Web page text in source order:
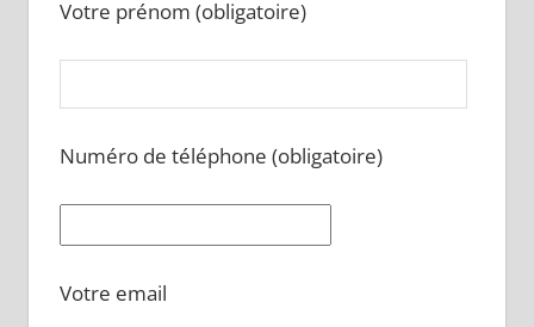
Votre prénom (obligatoire)
Numéro de téléphone (obligatoire)
Votre email